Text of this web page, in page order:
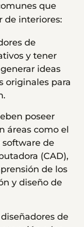
que
de interiores:
de
y tener
ideas
originales para
poseer
áreas como el
de
(CAD),
de los
y diseño de
diseñadores de